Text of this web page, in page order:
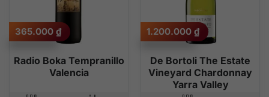
Radio Boka Tempranillo
Valencia
365.000 ₫
De Bortoli The Estate
Vineyard Chardonnay
Yarra Valley
1.200.000 ₫